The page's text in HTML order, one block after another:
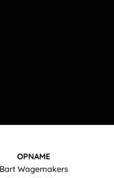
OPNAME
Bart Wagemakers